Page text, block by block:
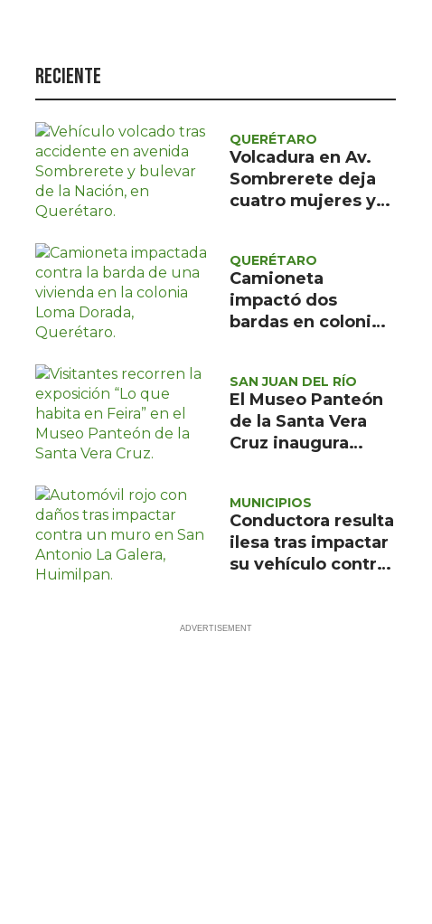
Política
Turismo
Asuntos Sociales
Reciente
QUERÉTARO
Volcadura en Av.
Sombrerete deja
cuatro mujeres y
prehospitalaria
QUERÉTARO
Camioneta
impactó dos
bardas en colonia
descartó riesgos
SAN JUAN DEL RÍO
El Museo Panteón
de la Santa Vera
Cruz inaugura
de la Feira
MUNICIPIOS
Conductora resulta
ilesa tras impactar
su vehículo contra